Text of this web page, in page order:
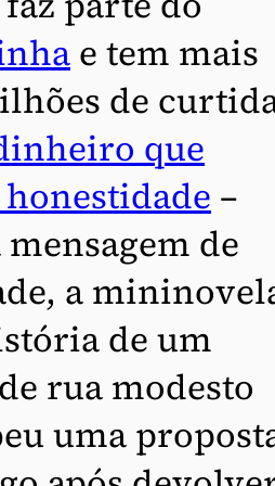
e tem mais
de
que
–
de
a
de um
rua modesto
uma